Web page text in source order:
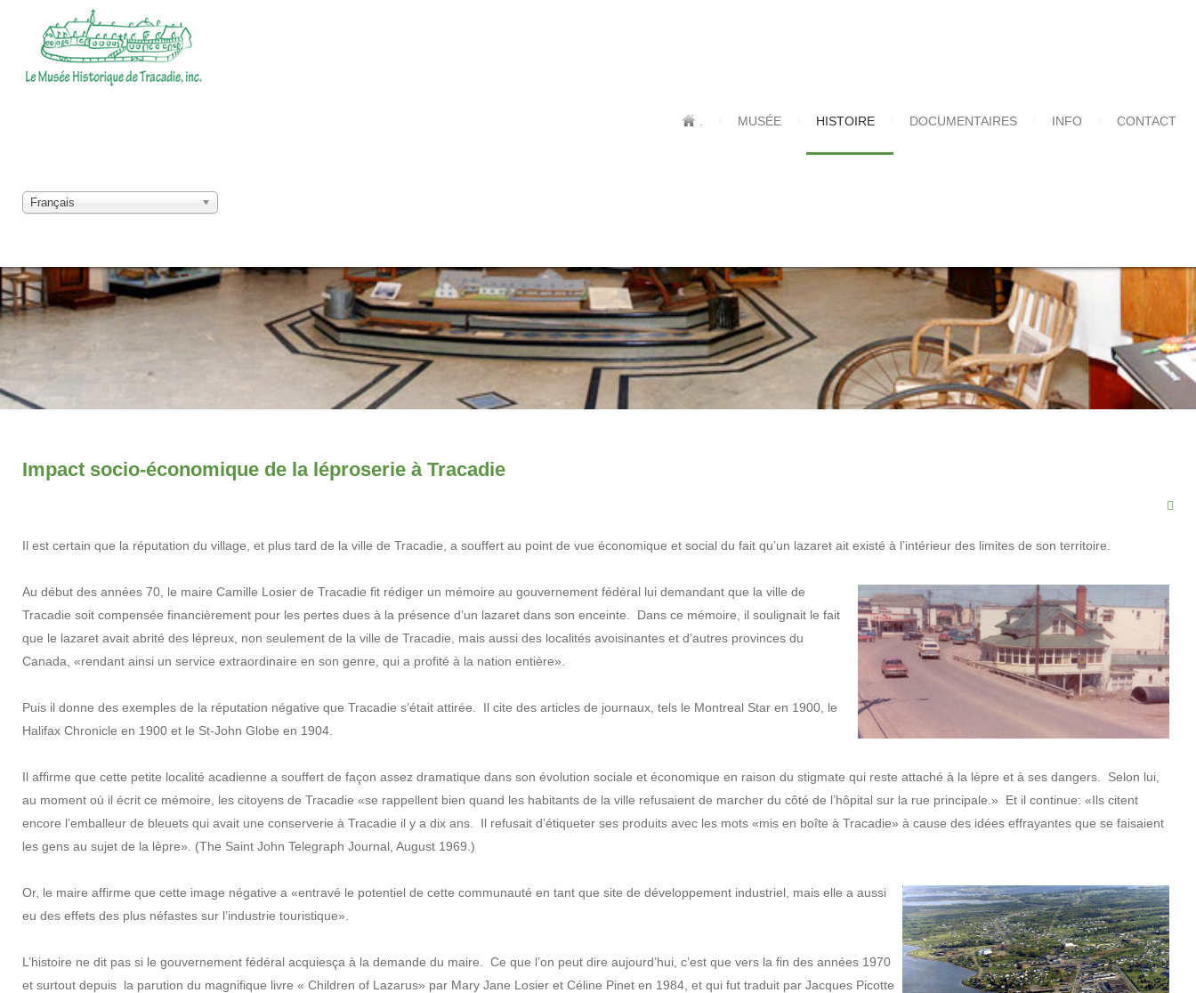
MUSÉE HISTOIRE DOCUMENTAIRES INFO CONTACT
Français
Impact socio-économique de la léproserie à Tracadie
Il est certain que la réputation du village, et plus tard de la ville de Tracadie, a souffert au point de vue économique et social du fait qu’un lazaret ait existé à l’intérieur des limites de son territoire.
Au début des années 70, le maire Camille Losier de Tracadie fit rédiger un mémoire au gouvernement fédéral lui demandant que la ville de
Tracadie soit compensée financièrement pour les pertes dues à la présence d’un lazaret dans son enceinte. Dans ce mémoire, il soulignait le fait
que le lazaret avait abrité des lépreux, non seulement de la ville de Tracadie, mais aussi des localités avoisinantes et d’autres provinces du
Canada, «rendant ainsi un service extraordinaire en son genre, qui a profité à la nation entière».
Puis il donne des exemples de la réputation négative que Tracadie s’était attirée. Il cite des articles de journaux, tels le Montreal Star en 1900, le
Halifax Chronicle en 1900 et le St-John Globe en 1904.
Il affirme que cette petite localité acadienne a souffert de façon assez dramatique dans son évolution sociale et économique en raison du stigmate qui reste attaché à la lèpre et à ses dangers. Selon lui,
au moment où il écrit ce mémoire, les citoyens de Tracadie «se rappellent bien quand les habitants de la ville refusaient de marcher du côté de l’hôpital sur la rue principale.» Et il continue: «Ils citent
encore l’emballeur de bleuets qui avait une conserverie à Tracadie il y a dix ans. Il refusait d’étiqueter ses produits avec les mots «mis en boîte à Tracadie» à cause des idées effrayantes que se faisaient
les gens au sujet de la lèpre». (The Saint John Telegraph Journal, August 1969.)
Or, le maire affirme que cette image négative a «entravé le potentiel de cette communauté en tant que site de développement industriel, mais elle a aussi
eu des effets des plus néfastes sur l’industrie touristique».
L’histoire ne dit pas si le gouvernement fédéral acquiesça à la demande du maire. Ce que l’on peut dire aujourd’hui, c’est que vers la fin des années 1970
et surtout depuis la parution du magnifique livre « Children of Lazarus» par Mary Jane Losier et Céline Pinet en 1984, et qui fut traduit par Jacques Picotte